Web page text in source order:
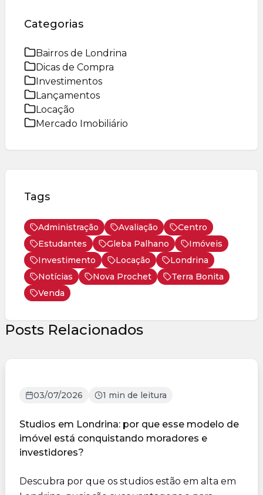
Categorias
Bairros de Londrina
Dicas de Compra
Investimentos
Lançamentos
Locação
Mercado Imobiliário
Tags
Administração Avaliação
Centro
Estudantes
Gleba Palhano
Imóveis
Investimento
Locação
Londrina
Notícias
Nova Prochet
Terra Bonita
Venda
Posts Relacionados
03/07/2026 1 min de leitura
Studios em Londrina: por que esse modelo de
imóvel está conquistando moradores e
investidores?
Descubra por que os studios estão em alta em